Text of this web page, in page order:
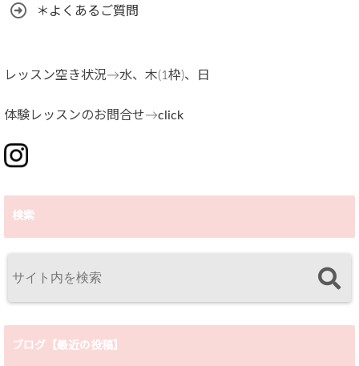
＊よくあるご質問
レッスン空き状況→水、木(1枠)、日
体験レッスンのお問合せ→click
検索
ブログ【最近の投稿】